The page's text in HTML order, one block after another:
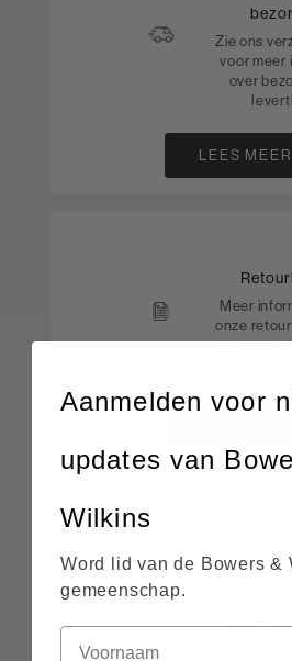
Zie ons
voor meer
over
LEES MEER
Meer
onze
en
service
Aanmelden voor
updates van
Wilkins
Word lid van de Bowers &
gemeenschap.